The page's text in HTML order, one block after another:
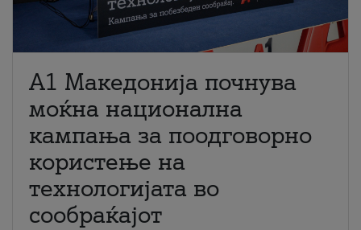
A1 Македонија почнува
моќна национална
кампања за поодговорно
користење на
технологијата во
сообраќајот